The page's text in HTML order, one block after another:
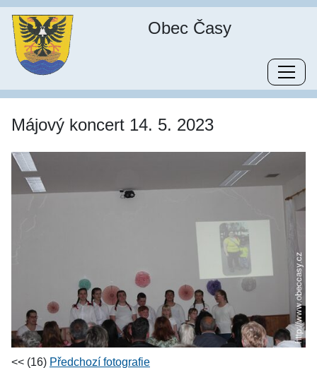
Obec Časy
Májový koncert 14. 5. 2023
<< (16) Předchozí fotografie